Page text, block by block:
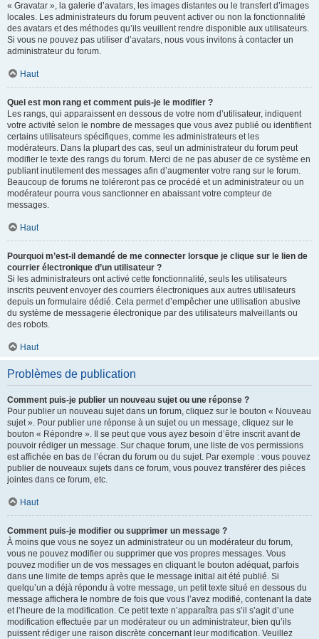
« Gravatar », la galerie d’avatars, les images distantes ou le transfert d’images
locales. Les administrateurs du forum peuvent activer ou non la fonctionnalité
des avatars et des méthodes qu’ils veuillent rendre disponible aux utilisateurs.
Si vous ne pouvez pas utiliser d’avatars, nous vous invitons à contacter un
administrateur du forum.
Haut
Quel est mon rang et comment puis-je le modifier ?
Les rangs, qui apparaissent en dessous de votre nom d’utilisateur, indiquent
votre activité selon le nombre de messages que vous avez publié ou identifient
certains utilisateurs spécifiques, comme les administrateurs et les
modérateurs. Dans la plupart des cas, seul un administrateur du forum peut
modifier le texte des rangs du forum. Merci de ne pas abuser de ce système en
publiant inutilement des messages afin d’augmenter votre rang sur le forum.
Beaucoup de forums ne toléreront pas ce procédé et un administrateur ou un
modérateur pourra vous sanctionner en abaissant votre compteur de
messages.
Haut
Pourquoi m’est-il demandé de me connecter lorsque je clique sur le lien de
courrier électronique d’un utilisateur ?
Si les administrateurs ont activé cette fonctionnalité, seuls les utilisateurs
inscrits peuvent envoyer des courriers électroniques aux autres utilisateurs
depuis un formulaire dédié. Cela permet d’empêcher une utilisation abusive
du système de messagerie électronique par des utilisateurs malveillants ou
des robots.
Haut
Problèmes de publication
Comment puis-je publier un nouveau sujet ou une réponse ?
Pour publier un nouveau sujet dans un forum, cliquez sur le bouton « Nouveau
sujet ». Pour publier une réponse à un sujet ou un message, cliquez sur le
bouton « Répondre ». Il se peut que vous ayez besoin d’être inscrit avant de
pouvoir rédiger un message. Sur chaque forum, une liste de vos permissions
est affichée en bas de l’écran du forum ou du sujet. Par exemple : vous pouvez
publier de nouveaux sujets dans ce forum, vous pouvez transférer des pièces
jointes dans ce forum, etc.
Haut
Comment puis-je modifier ou supprimer un message ?
À moins que vous ne soyez un administrateur ou un modérateur du forum,
vous ne pouvez modifier ou supprimer que vos propres messages. Vous
pouvez modifier un de vos messages en cliquant le bouton adéquat, parfois
dans une limite de temps après que le message initial ait été publié. Si
quelqu’un a déjà répondu à votre message, un petit texte situé en dessous du
message affichera le nombre de fois que vous l’avez modifié, contenant la date
et l’heure de la modification. Ce petit texte n’apparaîtra pas s’il s’agit d’une
modification effectuée par un modérateur ou un administrateur, bien qu’ils
puissent rédiger une raison discrète concernant leur modification. Veuillez